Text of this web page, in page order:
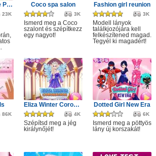
Christmas Face Painting
23K
Coco spa salon
3K
Ismerd meg a Coco
szalont és szépítkezz
egy nagyot!
Fashion girl reunion
3K
Modell lányok
találkjozójára kell
felkészítened magad.
Tegyél ki magadért!
86K
Eliza Winter Coronation
4K
Szépítsd meg a jég
királynőjét!
Dotted Girl New Era
6K
Ismerd meg a pöttyös
lány új korszakát!